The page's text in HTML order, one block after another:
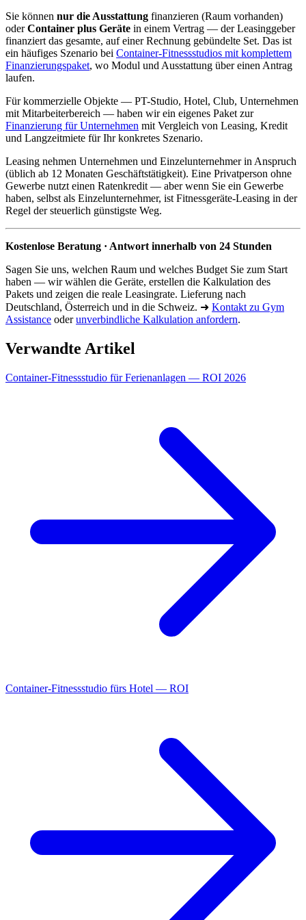
Sie können nur die Ausstattung finanzieren (Raum vorhanden)
oderContainer plus Geräte in einem Vertrag — der Leasinggeber
finanziert das gesamte, auf einer Rechnung gebündelte Set. Das ist
ein häufiges Szenario bei Container-Fitnessstudios mit komplettem
Finanzierungspaket, wo Modul und Ausstattung über einen Antrag
laufen.
Für kommerzielle Objekte — PT-Studio, Hotel, Club, Unternehmen
mit Mitarbeiterbereich — haben wir ein eigenes Paket zur
Finanzierung für Unternehmen mit Vergleich von Leasing, Kredit
und Langzeitmiete für Ihr konkretes Szenario.
Leasing nehmen Unternehmen und Einzelunternehmer in Anspruch
(üblich ab 12 Monaten Geschäftstätigkeit). Eine Privatperson ohne
Gewerbe nutzt einen Ratenkredit — aber wenn Sie ein Gewerbe
haben, selbst als Einzelunternehmer, ist Fitnessgeräte-Leasing in der
Regel der steuerlich günstigste Weg.
Kostenlose Beratung · Antwort innerhalb von 24 Stunden
Sagen Sie uns, welchen Raum und welches Budget Sie zum Start
haben — wir wählen die Geräte, erstellen die Kalkulation des
Pakets und zeigen die reale Leasingrate. Lieferung nach
Deutschland, Österreich und in die Schweiz. ➜ Kontakt zu Gym
Assistance oderunverbindliche Kalkulation anfordern.
Verwandte Artikel
Container-Fitnessstudio für Ferienanlagen — ROI 2026
Container-Fitnessstudio fürs Hotel — ROI